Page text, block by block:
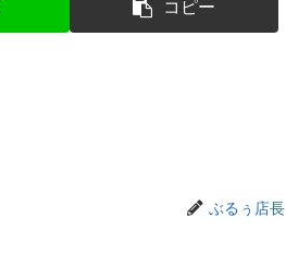
コピー
ぶるぅ店長